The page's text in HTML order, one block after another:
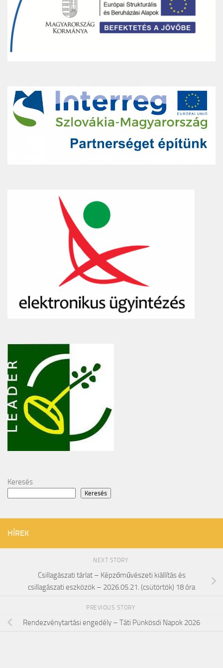
Keresés
Keresés
HÍREK
NEXT STORY
Csillagászati tárlat – Képzőművészeti kiállítás és
csillagászati eszközök – 2026.05.21. (csütörtök) 18 óra
PREVIOUS STORY
Rendezvénytartási engedély – Táti Pünkösdi Napok 2026